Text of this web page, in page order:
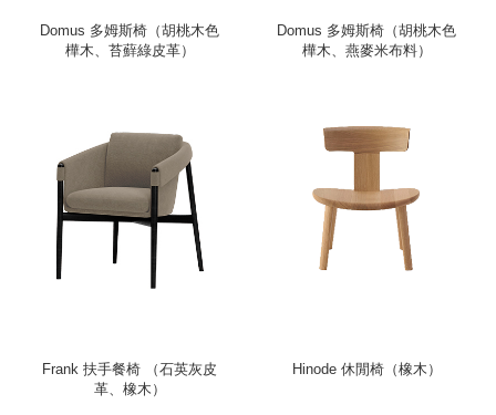
Domus 多姆斯椅（胡桃木色
樺木、苔蘚綠皮革）
Domus 多姆斯椅（胡桃木色
樺木、燕麥米布料）
Frank 扶手餐椅 （石英灰皮
革、橡木）
Hinode 休閒椅（橡木）